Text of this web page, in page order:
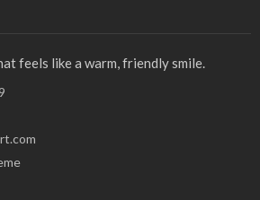
feels like a warm, friendly smile.